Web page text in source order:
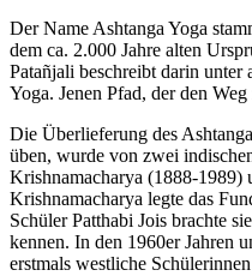
Der Name Ashtanga Yoga
dem ca. 2.000 Jahre alten
Patañjali beschreibt darin unter
Yoga. Jenen Pfad, der den
Die Überlieferung des
üben, wurde von zwei
Krishnamacharya (1888-1989)
Krishnamacharya legte das
Schüler Patthabi Jois brachte
kennen. In den 1960er Jahren
erstmals westliche